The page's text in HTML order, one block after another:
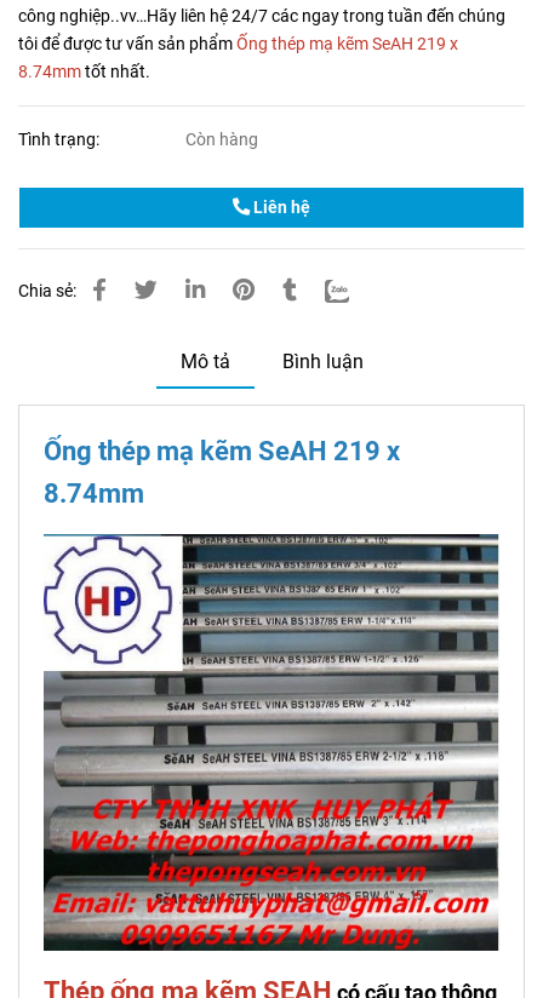
công nghiệp..vv…Hãy liên hệ 24/7 các ngay trong tuần đến chúng
tôi để được tư vấn sản phẩmỐng thép mạ kẽm SeAH 219 x
8.74mmtốt nhất.
Tình trạng: Còn hàng
Liên hệ
Chia sẻ:
Mô tả Bình luận
Ống thép mạ kẽm SeAH 219 x
8.74mm
Thép ống mạ kẽm SEAH có cấu tạo thông